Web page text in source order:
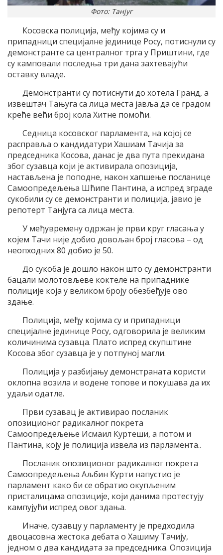
Фото: Танјуг
Косовска полиција, међу којима су и
припадници специјалне јединице Росу, потиснули су
демонстранте са централног трга у Приштини, где
су камповали последња три дана захтевајући
оставку владе.
Демонстранти су потиснути до хотела Гранд, а
извештач Тањуга са лица места јавља да се градом
креће већи број кола Хитне помоћи.
Седница косовског парламента, на којој се
расправља о кандидатури Хашиам Тачија за
председника Косова, данас је два пута прекидана
због сузавца који је активирала опозиција,
настављена је поподне, након хапшење посланице
Самоопредељења Шћипе Пантина, а испред зграде
сукобили су се демонстранти и полиција, јавио је
репотерт Танјуга са лица места.
У међувремену одржан је први круг гласања у
којем Тачи није добио довољан број гласова – од
неопходних 80 добио је 50.
До сукоба је дошло након што су демонстранти
бацали молотовљеве коктеле на припаднике
полиције која у великом броју обезбеђује ово
здање.
Полиција, међу којима су и припадници
специјалне јединице Росу, одговорила је великим
количинима сузавца. Плато испред скупштине
Косова због сузавца је у потпуној магли.
Полиција у разбијању демонстраната користи
оклопна возила и водене топове и покушава да их
удаљи одатле.
Први сузавац је активирао посланик
опозиционог радикалног покрета
Самоопредељење Исмаил Куртеши, а потом и
Пантина, коју је полиција извела из парламента..
Посланик опозиционог радикалног покрета
Самоопредељења Аљбин Курти напустио је
парламент како би се обратио окупљеним
присталицама опозиције, који данима протестују
кампујући испред овог здања.
Иначе, сузавцу у парламенту је предходила
двоцасовна жестока дебата о Хашиму Тачију,
једном о два кандидата за председника. Опозиција